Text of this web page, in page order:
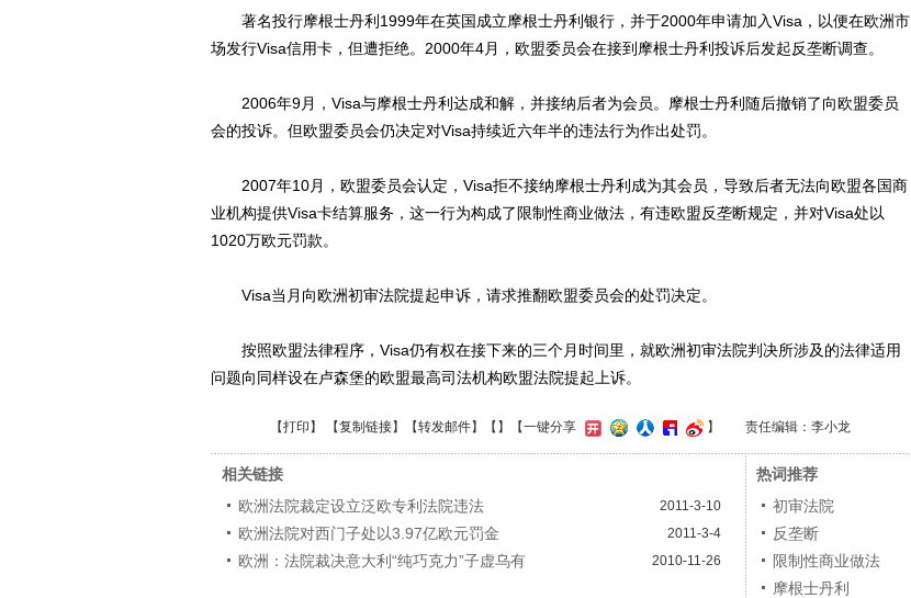
著名投行摩根士丹利1999年在英国成立摩根士丹利银行，并于2000年申请加入Visa，以便在欧洲市
场发行Visa信用卡，但遭拒绝。2000年4月，欧盟委员会在接到摩根士丹利投诉后发起反垄断调查。
2006年9月，Visa与摩根士丹利达成和解，并接纳后者为会员。摩根士丹利随后撤销了向欧盟委员
会的投诉。但欧盟委员会仍决定对Visa持续近六年半的违法行为作出处罚。
2007年10月，欧盟委员会认定，Visa拒不接纳摩根士丹利成为其会员，导致后者无法向欧盟各国商
业机构提供Visa卡结算服务，这一行为构成了限制性商业做法，有违欧盟反垄断规定，并对Visa处以
1020万欧元罚款。
Visa当月向欧洲初审法院提起申诉，请求推翻欧盟委员会的处罚决定。
按照欧盟法律程序，Visa仍有权在接下来的三个月时间里，就欧洲初审法院判决所涉及的法律适用
问题向同样设在卢森堡的欧盟最高司法机构欧盟法院提起上诉。
【打印 】 【复制链接】【转发邮件】【 】 【一键分享 】 责任编辑：李小龙
相关链接
欧洲法院裁定设立泛欧专利法院违法
2011-3-10
欧洲法院对西门子处以3.97亿欧元罚金 2011-3-4
欧洲：法院裁决意大利“纯巧克力”子虚乌有 2010-11-26
热词推荐
初审法院
反垄断
限制性商业做法
摩根士丹利